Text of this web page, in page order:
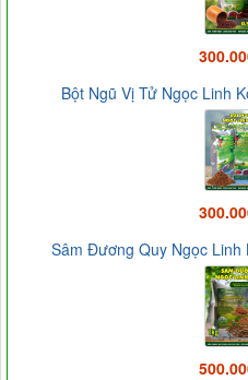
Bột Ngũ Vị Tử Ngọc Linh
Sâm Đương Quy Ngọc Linh